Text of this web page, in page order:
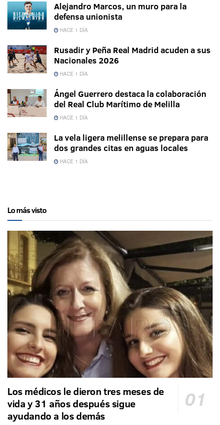
Alejandro Marcos, un muro para la
defensa unionista
HACE 1 DÍA
Rusadir y Peña Real Madrid acuden a sus
Nacionales 2026
HACE 1 DÍA
Ángel Guerrero destaca la colaboración
del Real Club Marítimo de Melilla
HACE 1 DÍA
La vela ligera melillense se prepara para
dos grandes citas en aguas locales
HACE 1 DÍA
Lo más visto
Los médicos le dieron tres meses de
vida y 31 años después sigue
ayudando a los demás